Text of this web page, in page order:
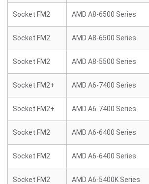
Socket FM2 AMD A8-6500 Series
Socket FM2 AMD A8-6500 Series
Socket FM2 AMD A8-5500 Series
Socket FM2+ AMD A6-7400 Series
Socket FM2+ AMD A6-7400 Series
Socket FM2 AMD A6-6400 Series
Socket FM2 AMD A6-6400 Series
Socket FM2 AMD A6-5400K Series